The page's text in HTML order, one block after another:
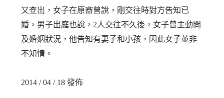
又查出，女子在原審曾說，剛交往時對方告知已
婚，男子出庭也說，2人交往不久後，女子曾主動問
及婚姻狀況，他告知有妻子和小孩，因此女子並非
不知情。
2014 / 04 / 18 發佈